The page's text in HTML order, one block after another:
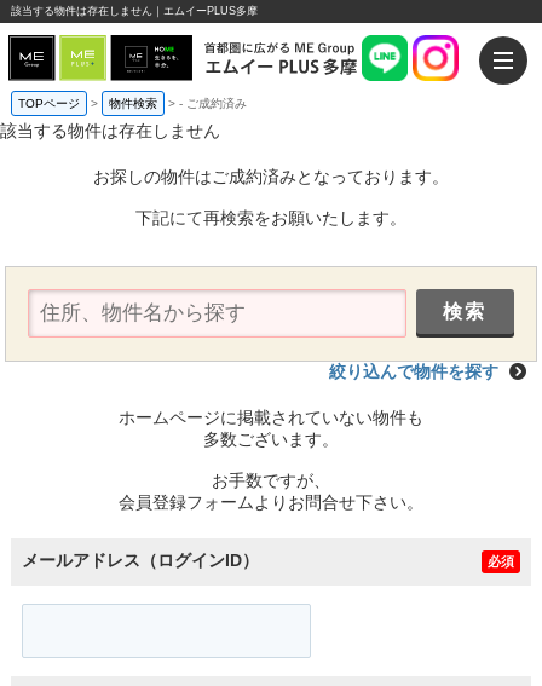
該当する物件は存在しません｜エムイーPLUS多摩
TOPページ > 物件検索 >- ご成約済み
該当する物件は存在しません
お探しの物件はご成約済みとなっております。
下記にて再検索をお願いたします。
絞り込んで物件を探す
ホームページに掲載されていない物件も
多数ございます。
お手数ですが、
会員登録フォームよりお問合せ下さい。
メールアドレス（ログインID） 必須